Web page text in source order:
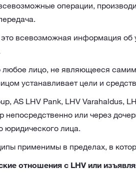
операции,
всевозможная информация об
любое лицо, не являющееся
устанавливает цели и
AS LHV Pank, LHV Varahaldus,
непосредственно или через
юридического лица.
применимы в пределах, в
отношения с LHV или